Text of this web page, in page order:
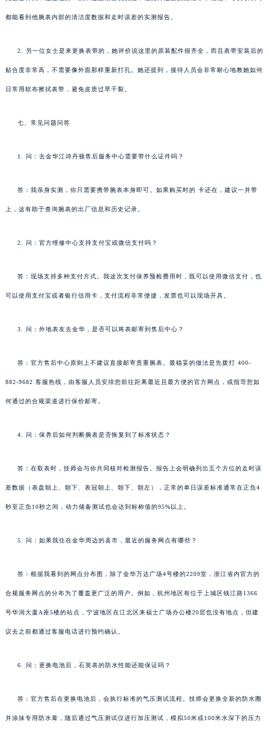
都能看到他腕表内部的清洁度数据和走时误差的实测报告。
2. 另一位女士是来更换表带的，她评价说这里的原装配件很齐全，而且表带安装后的
贴合度非常高，不需要像外面那样重新打孔。她还提到，接待人员会非常耐心地教她如何
日常用软布擦拭表带，避免皮质过早干裂。
七、常见问题问答
1. 问：去金华江诗丹顿售后服务中心需要带什么证件吗？
答：我亲身实测，你只需要携带腕表本身即可。如果购买时的 卡还在，建议一并带
上，这有助于查询腕表的出厂信息和历史记录。
2. 问：官方维修中心支持支付宝或微信支付吗？
答：现场支持多种支付方式。我这次支付保养预检费用时，既可以使用微信支付，也
可以使用支付宝或者银行信用卡，支付流程非常便捷，发票也可以现场开具。
3. 问：外地表友去金华，是否可以将表邮寄到售后中心？
答：官方售后中心原则上不建议直接邮寄贵重腕表。最稳妥的做法是先拨打 400-
882-9682 客服热线，由客服人员安排您前往距离最近且最方便的官方网点，或指导您如
何通过的合规渠道进行保价邮寄。
4. 问：保养后如何判断腕表是否恢复到了标准状态？
答：在取表时，技师会与你共同核对检测报告。报告上会明确列出五个方位的走时误
差数据（表盘朝上、朝下、表冠朝上、朝下、朝左），正常的单日误差标准通常在正负4
秒至正负10秒之间，动力储备测试也会达到标称值的95%以上。
5. 问：如果我住在金华周边的县市，最近的服务网点有哪些？
答：根据我看到的网点分布图，除了金华万达广场4号楼的2209室，浙江省内官方的
合规服务网点的分布为了覆盖更广泛的用户。例如，杭州地区有位于上城区钱江路1366
号华润大厦A座5楼的站点，宁波地区在江北区来福士广场办公楼20层也没有地点，但建
议去之前都通过客服电话进行预约确认。
6. 问：更换电池后，石英表的防水性能还能保证吗？
答：官方售后在更换电池后，会执行标准的气压测试流程。技师会更换全新的防水圈
并涂抹专用防水膏，随后通过气压测试仪进行加压测试，模拟50米或100米水深下的压力